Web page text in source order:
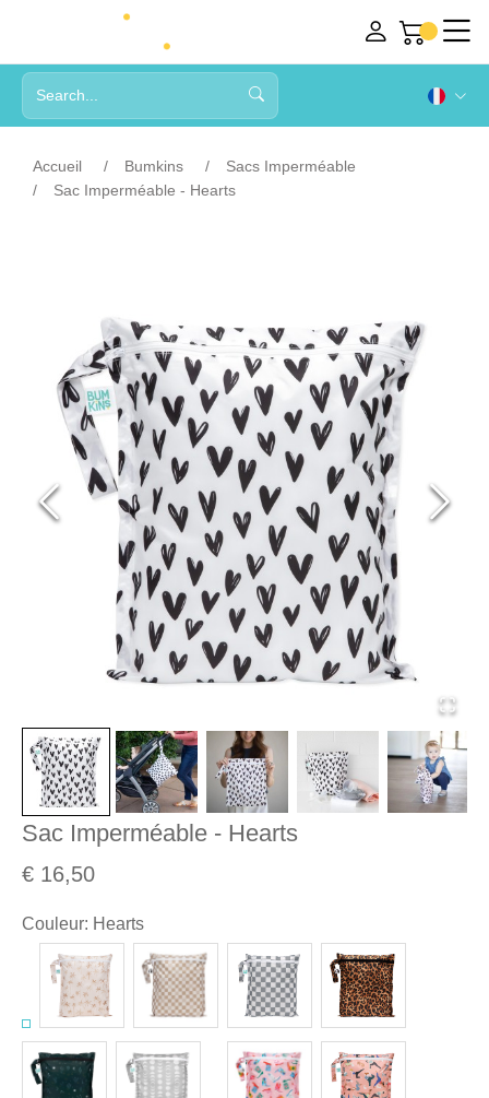
Accueil Bumkins
Sacs Imperméable
Sac Imperméable - Hearts
Sac Imperméable - Hearts
€ 16,50
Couleur: Hearts